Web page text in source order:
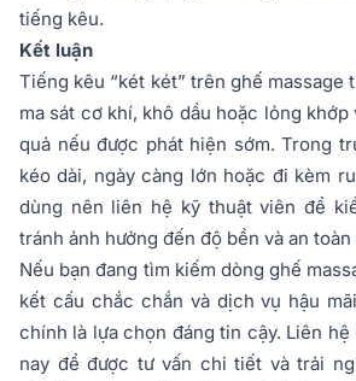
tiếng kêu.
Kết luận
Tiếng kêu “két két” trên ghế massage
ma sát cơ khí, khô dầu hoặc lỏng
quả nếu được phát hiện sớm. Trong
kéo dài, ngày càng lớn hoặc đi kèm
dùng nên liên hệ kỹ thuật viên để
tránh ảnh hưởng đến độ bền và an
Nếu bạn đang tìm kiếm dòng ghế
kết cấu chắc chắn và dịch vụ hậu
chính là lựa chọn đáng tin cậy. Liên hệ
nay để được tư vấn chi tiết và trải